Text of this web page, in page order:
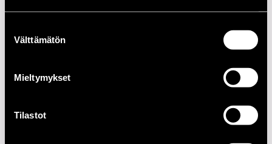
valinta
Välttämätön
Mieltymykset
Tilastot
2020-LUKU
15.07.2016 13.00
Kirjurinluoto
River Stage